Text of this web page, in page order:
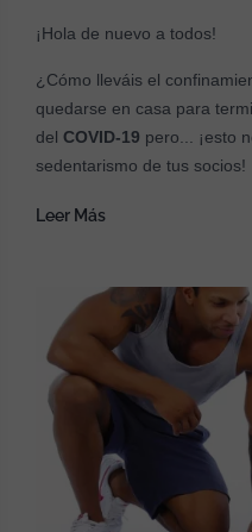
¡Hola de nuevo a todos!
¿Cómo lleváis el
quedarse en casa para
del COVID-19 pero... ¡esto
sedentarismo de tus socios!
Leer Más